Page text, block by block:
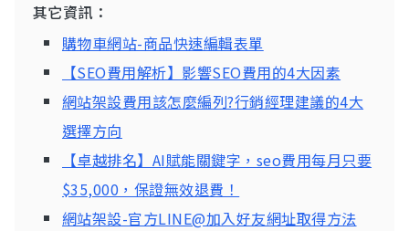
其它資訊：
購物車網站-商品快速編輯表單
【SEO費用解析】影響SEO費用的4大因素
網站架設費用該怎麼編列?行銷經理建議的4大
選擇方向
【卓越排名】AI賦能關鍵字，seo費用每月只要
$35,000，保證無效退費！
網站架設-官方LINE@加入好友網址取得方法